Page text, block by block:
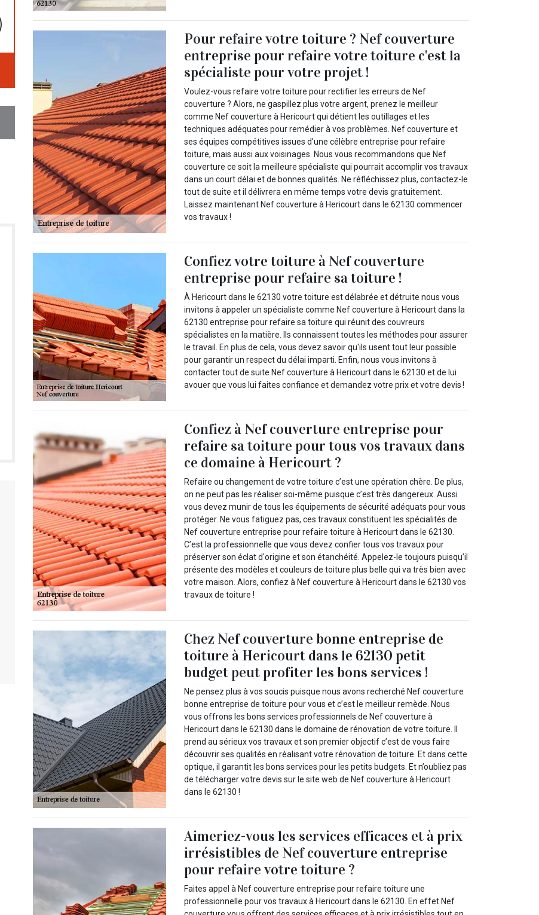
Pour refaire votre toiture ? Nef couverture
entreprise pour refaire votre toiture c'est la
spécialiste pour votre projet !
Voulez-vous refaire votre toiture pour rectifier les erreurs de Nef
couverture ? Alors, ne gaspillez plus votre argent, prenez le meilleur
comme Nef couverture à Hericourt qui détient les outillages et les
techniques adéquates pour remédier à vos problèmes. Nef couverture et
ses équipes compétitives issues d’une célèbre entreprise pour refaire
toiture, mais aussi aux voisinages. Nous vous recommandons que Nef
couverture ce soit la meilleure spécialiste qui pourrait accomplir vos travaux
dans un court délai et de bonnes qualités. Ne réfléchissez plus, contactez-le
tout de suite et il délivrera en même temps votre devis gratuitement.
Laissez maintenant Nef couverture à Hericourt dans le 62130 commencer
vos travaux !
Confiez votre toiture à Nef couverture
entreprise pour refaire sa toiture !
À Hericourt dans le 62130 votre toiture est délabrée et détruite nous vous
invitons à appeler un spécialiste comme Nef couverture à Hericourt dans la
62130 entreprise pour refaire sa toiture qui réunit des couvreurs
spécialistes en la matière. Ils connaissent toutes les méthodes pour assurer
le travail. En plus de cela, vous devez savoir qu'ils usent tout leur possible
pour garantir un respect du délai imparti. Enfin, nous vous invitons à
contacter tout de suite Nef couverture à Hericourt dans le 62130 et de lui
avouer que vous lui faites confiance et demandez votre prix et votre devis !
Confiez à Nef couverture entreprise pour
refaire sa toiture pour tous vos travaux dans
ce domaine à Hericourt ?
Refaire ou changement de votre toiture c’est une opération chère. De plus,
on ne peut pas les réaliser soi-même puisque c’est très dangereux. Aussi
vous devez munir de tous les équipements de sécurité adéquats pour vous
protéger. Ne vous fatiguez pas, ces travaux constituent les spécialités de
Nef couverture entreprise pour refaire toiture à Hericourt dans le 62130.
C’est la professionnelle que vous devez confier tous vos travaux pour
préserver son éclat d'origine et son étanchéité. Appelez-le toujours puisqu’il
présente des modèles et couleurs de toiture plus belle qui va très bien avec
votre maison. Alors, confiez à Nef couverture à Hericourt dans le 62130 vos
travaux de toiture !
Chez Nef couverture bonne entreprise de
toiture à Hericourt dans le 62130 petit
budget peut profiter les bons services !
Ne pensez plus à vos soucis puisque nous avons recherché Nef couverture
bonne entreprise de toiture pour vous et c’est le meilleur remède. Nous
vous offrons les bons services professionnels de Nef couverture à
Hericourt dans le 62130 dans le domaine de rénovation de votre toiture. Il
prend au sérieux vos travaux et son premier objectif c’est de vous faire
découvrir ses qualités en réalisant votre rénovation de toiture. Et dans cette
optique, il garantit les bons services pour les petits budgets. Et n’oubliez pas
de télécharger votre devis sur le site web de Nef couverture à Hericourt
dans le 62130 !
Aimeriez-vous les services efficaces et à prix
irrésistibles de Nef couverture entreprise
pour refaire votre toiture ?
Faites appel à Nef couverture entreprise pour refaire toiture une
professionnelle pour vos travaux à Hericourt dans le 62130. En effet Nef